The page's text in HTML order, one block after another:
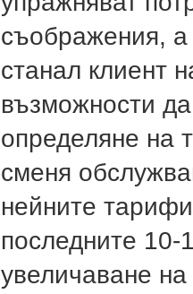
съображения,
станал клиент
възможности
определяне на
сменя
нейните
последните 10-
увеличаване на